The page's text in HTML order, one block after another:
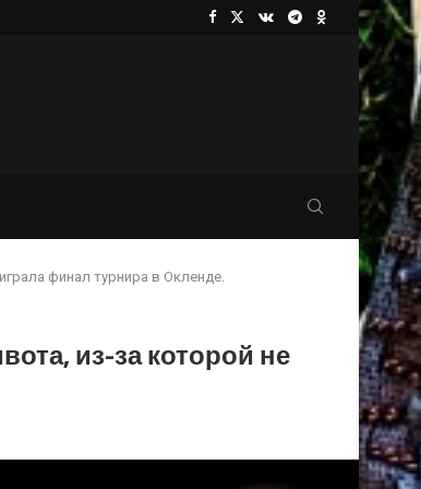
финал турнира в Окленде.
из-за которой не